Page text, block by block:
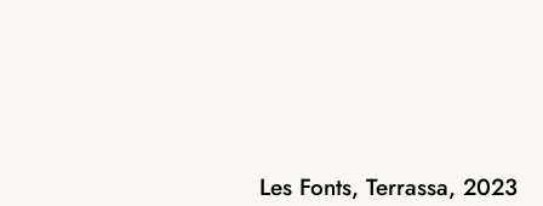
Les Fonts, Terrassa, 2023